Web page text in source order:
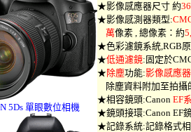
5Ds 單眼數位相機
★影像感應器尺寸 約
★影像感測器類型:
萬像素 , 總像素：約
★色彩濾鏡系統,RGB
★低通濾鏡:固定於
★除塵功能:影像感應
除塵資料附加至拍攝
★相容鏡頭:Canon EF
★鏡頭接環:Canon EF
★記錄系統:記錄格式相